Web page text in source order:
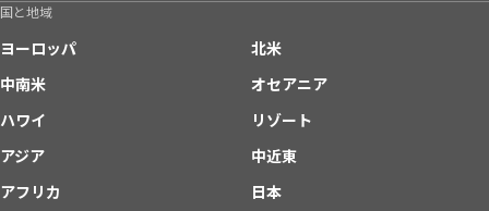
国と地域
ヨーロッパ
北米
中南米
オセアニア
ハワイ
リゾート
アジア
中近東
アフリカ
日本